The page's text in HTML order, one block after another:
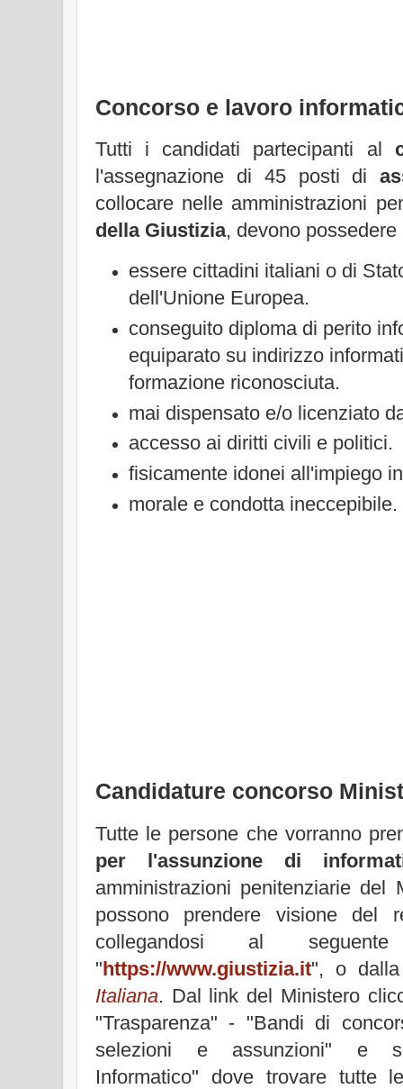
Concorso e lavoro i
Tutti i candidati partecipanti al
l'assegnazione di 45 posti di
collocare nelle amministrazioni
della Giustizia, devono
essere cittadini italiani o di
dell'Unione Europea.
conseguito diploma di perito
equiparato su indirizzo
formazione riconosciuta.
mai dispensato e/o licenziato
accesso ai diritti civili e politici.
fisicamente idonei all'impiego
morale e condotta ineccepibile.
Candidature concorso
Tutte le persone che vorranno
per l'assunzione di
amministrazioni penitenziarie del
possono prendere visione del
collegandosi al
"https://www.giustizia.it", o
Italiana. Dal link del Ministero
"Trasparenza" - "Bandi di
selezioni e assunzioni" e
Informatico" dove trovare tutte